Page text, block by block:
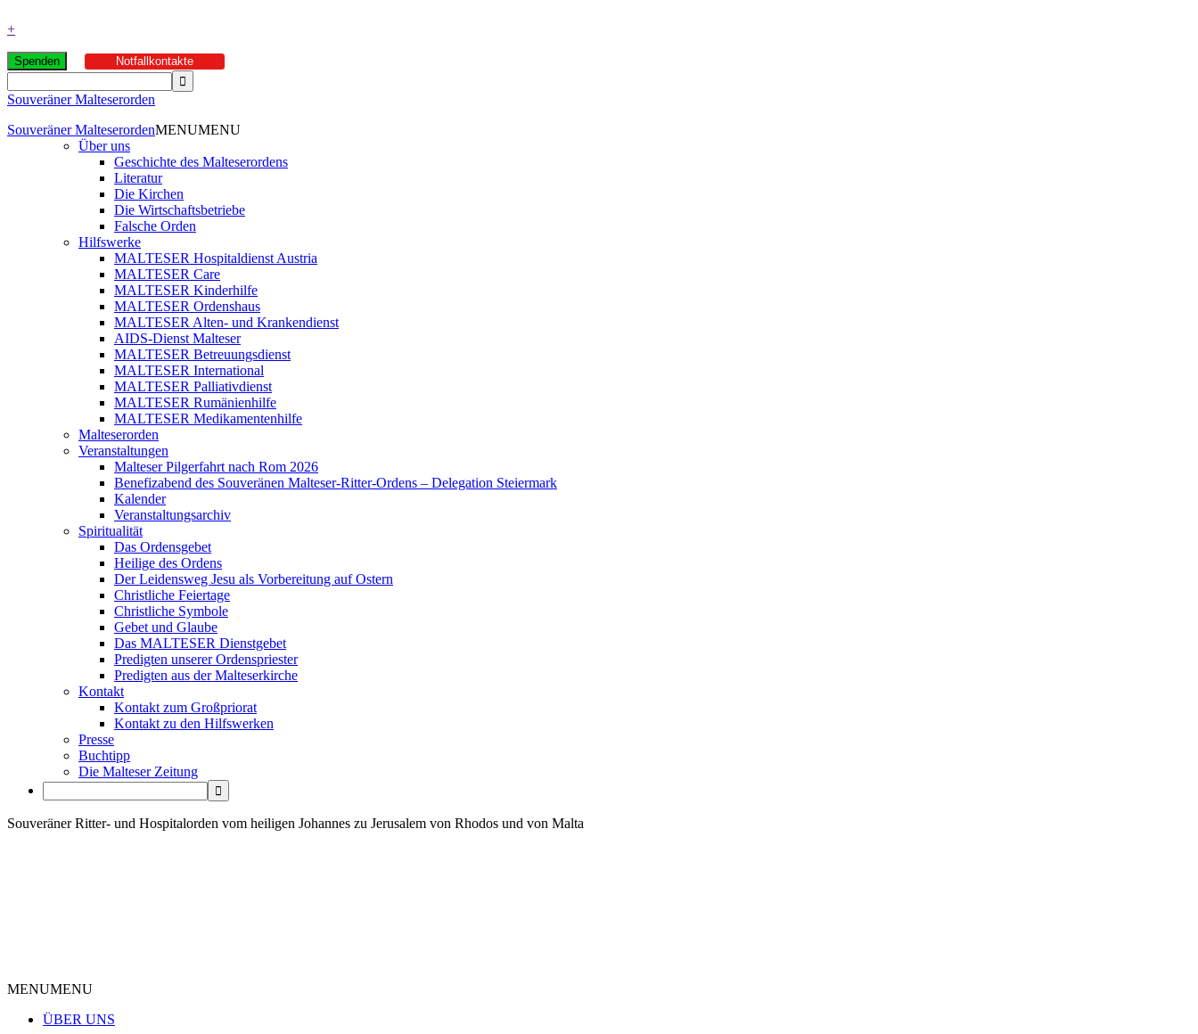
+
Spenden Notfallkontakte
Souveräner Malteserorden
Souveräner MalteserordenMENUMENU
Über uns
Geschichte des Malteserordens
Literatur
Die Kirchen
Die Wirtschaftsbetriebe
Falsche Orden
Hilfswerke
MALTESER Hospitaldienst Austria
MALTESER Care
MALTESER Kinderhilfe
MALTESER Ordenshaus
MALTESER Alten- und Krankendienst
AIDS-Dienst Malteser
MALTESER Betreuungsdienst
MALTESER International
MALTESER Palliativdienst
MALTESER Rumänienhilfe
MALTESER Medikamentenhilfe
Malteserorden
Veranstaltungen
Malteser Pilgerfahrt nach Rom 2026
Benefizabend des Souveränen Malteser-Ritter-Ordens – Delegation Steiermark
Kalender
Veranstaltungsarchiv
Spiritualität
Das Ordensgebet
Heilige des Ordens
Der Leidensweg Jesu als Vorbereitung auf Ostern
Christliche Feiertage
Christliche Symbole
Gebet und Glaube
Das MALTESER Dienstgebet
Predigten unserer Ordenspriester
Predigten aus der Malteserkirche
Kontakt
Kontakt zum Großpriorat
Kontakt zu den Hilfswerken
Presse
Buchtipp
Die Malteser Zeitung
Souveräner Ritter- und Hospitalorden vom heiligen Johannes zu Jerusalem von Rhodos und von Malta
MENUMENU
ÜBER UNS